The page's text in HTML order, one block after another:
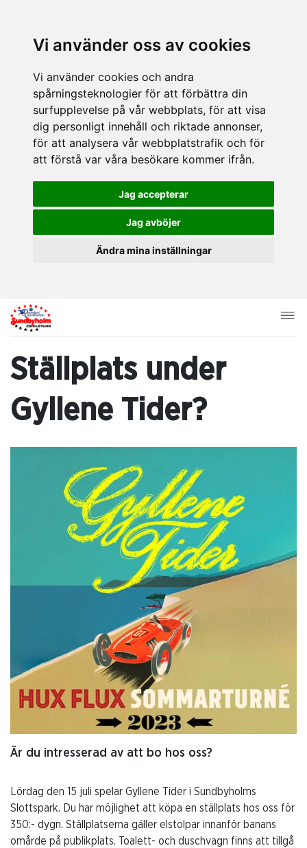
Vi använder oss av cookies
Vi använder cookies och andra
spårningsteknologier för att förbättra din
surfupplevelse på vår webbplats, för att visa
dig personligt innehåll och riktade annonser,
för att analysera vår webbplatstrafik och för
att förstå var våra besökare kommer ifrån.
Jag accepterar
Jag avböjer
Ändra mina inställningar
Ställplats under
Gyllene Tider?
Är du intresserad av att bo hos oss?
Lördag den 15 juli spelar Gyllene Tider i Sundbyholms
Slottspark. Du har möjlighet att köpa en ställplats hos oss för
350:- dygn. Ställplatserna gäller elstolpar innanför banans
omårde på publikplats. Toalett- och duschvagn finns att tillgå